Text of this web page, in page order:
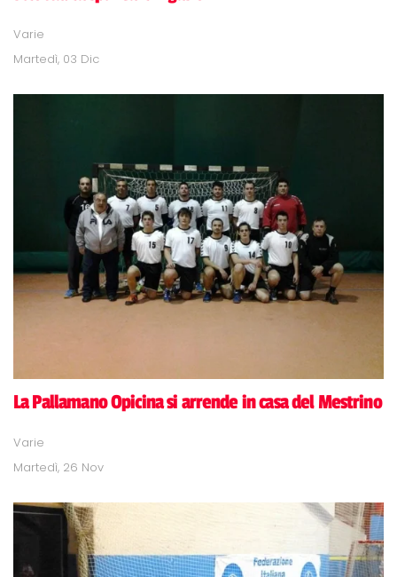
Varie
Martedì, 03 Dic
La Pallamano Opicina si arrende in casa del Mestrino
Varie
Martedì, 26 Nov